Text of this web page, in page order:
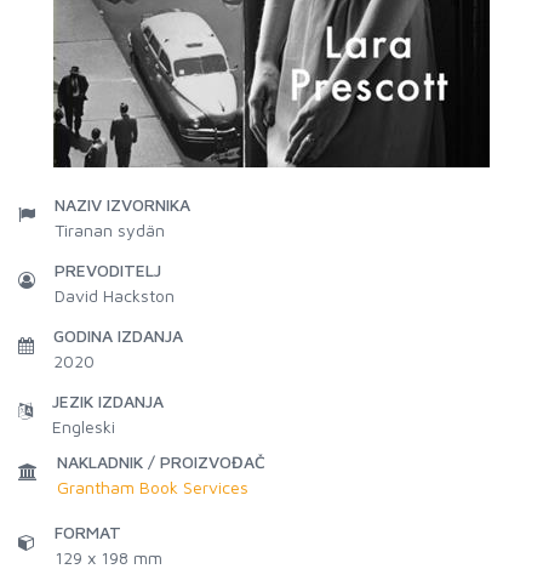
NAZIV IZVORNIKA
Tiranan sydän
PREVODITELJ
David Hackston
GODINA IZDANJA
2020
JEZIK IZDANJA
Engleski
NAKLADNIK / PROIZVOĐAČ
Grantham Book Services
FORMAT
129 x 198 mm